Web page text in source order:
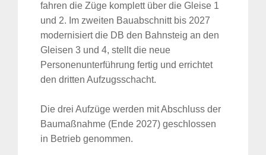
fahren die Züge komplett über die Gleise 1
und 2. Im zweiten Bauabschnitt bis 2027
modernisiert die DB den Bahnsteig an den
Gleisen 3 und 4, stellt die neue
Personenunterführung fertig und errichtet
den dritten Aufzugsschacht.
Die drei Aufzüge werden mit Abschluss der
Baumaßnahme (Ende 2027) geschlossen
in Betrieb genommen.